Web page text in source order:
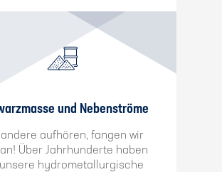
und Nebenströme
andere aufhören, fangen wir
Über Jahrhunderte haben
hydrometallurgische